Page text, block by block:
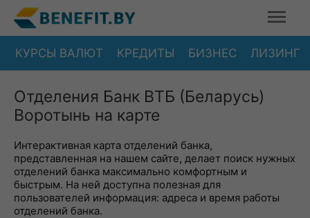
КУРСЫ ВАЛЮТ КРЕДИТЫ БИЗНЕС ЛИЗИНГ
Отделения Банк ВТБ (Беларусь)
Воротынь на карте
Интерактивная карта отделений банка,
представленная на нашем сайте, делает поиск нужных
отделений банка максимально комфортным и
быстрым. На ней доступна полезная для
пользователей информация: адреса и время работы
отделений банка.